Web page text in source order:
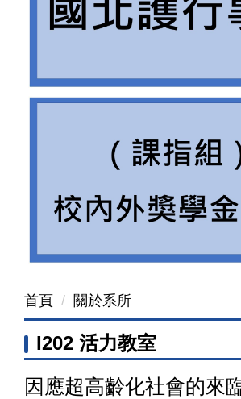
首頁 關於系所
I202 活力教室
因應超高齡化社會的來